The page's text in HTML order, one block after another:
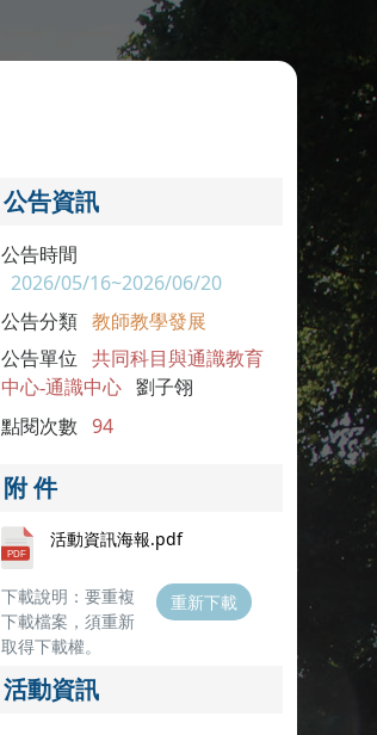
公告資訊
公告時間
2026/05/16~2026/06/20
公告分類 教師教學發展
公告單位
共同科目與通識教育
中心-通識中心
劉子翎
點閱次數 94
附 件
活動資訊海報.pdf
下載說明：要重複
下載檔案，須重新
取得下載權。
重新下載
活動資訊